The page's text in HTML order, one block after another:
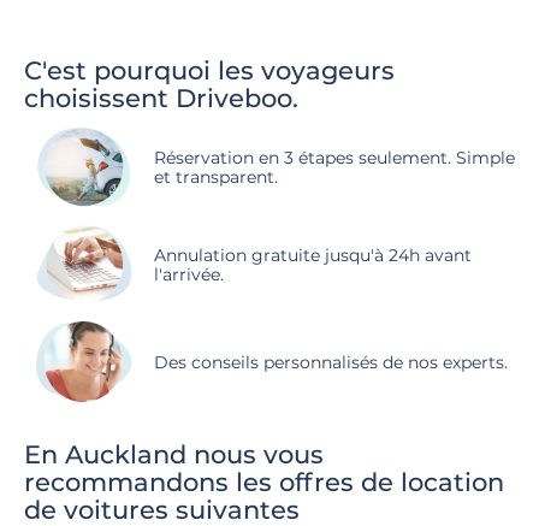
C'est pourquoi les voyageurs
choisissent Driveboo.
Réservation en 3 étapes seulement. Simple
et transparent.
Annulation gratuite jusqu'à 24h avant
l'arrivée.
Des conseils personnalisés de nos experts.
En Auckland nous vous
recommandons les offres de location
de voitures suivantes